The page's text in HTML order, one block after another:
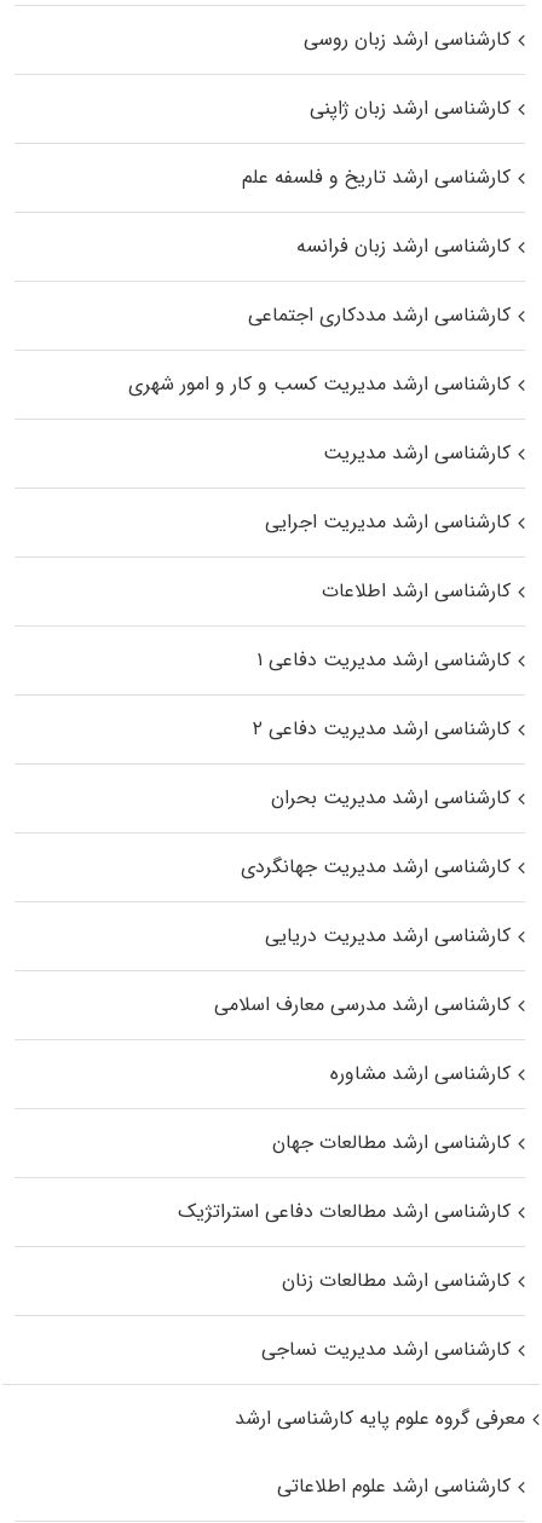
کارشناسی ارشد زبان روسی
کارشناسی ارشد زبان ژاپنی
کارشناسی ارشد تاریخ و فلسفه علم
کارشناسی ارشد زبان فرانسه
کارشناسی ارشد مددکاری اجتماعی
کارشناسی ارشد مدیریت کسب و کار و امور شهری
کارشناسی ارشد مدیریت
کارشناسی ارشد مدیریت اجرایی
کارشناسی ارشد اطلاعات
کارشناسی ارشد مدیریت دفاعی ۱
کارشناسی ارشد مدیریت دفاعی ۲
کارشناسی ارشد مدیریت بحران
کارشناسی ارشد مدیریت جهانگردی
کارشناسی ارشد مدیریت دریایی
کارشناسی ارشد مدرسی معارف اسلامی
کارشناسی ارشد مشاوره
کارشناسی ارشد مطالعات جهان
کارشناسی ارشد مطالعات دفاعی استراتژیک
کارشناسی ارشد مطالعات زنان
کارشناسی ارشد مدیریت نساجی
معرفی گروه علوم پایه کارشناسی ارشد
کارشناسی ارشد علوم اطلاعاتی